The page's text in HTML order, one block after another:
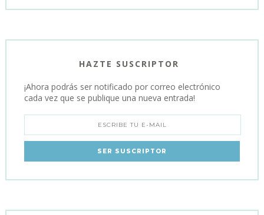
HAZTE SUSCRIPTOR
¡Ahora podrás ser notificado por correo electrónico
cada vez que se publique una nueva entrada!